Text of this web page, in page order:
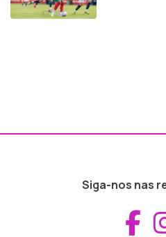
Siga-nos nas